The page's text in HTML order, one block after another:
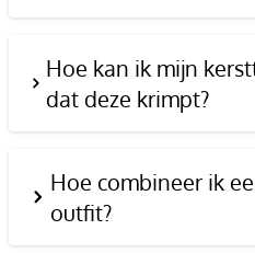
Hoe kan ik mijn
dat deze krimpt?
Hoe combineer ik
outfit?